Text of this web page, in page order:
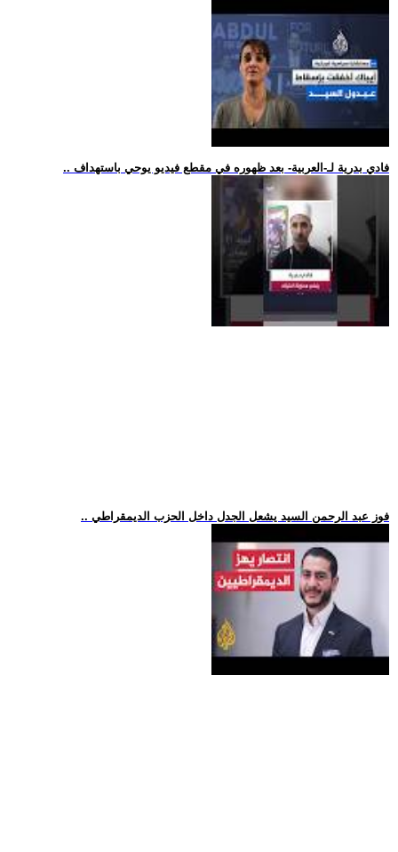
.. فادي بدرية لـ-العربية- بعد ظهوره في مقطع فيديو يوحي باستهداف
.. فوز عبد الرحمن السيد يشعل الجدل داخل الحزب الديمقراطي